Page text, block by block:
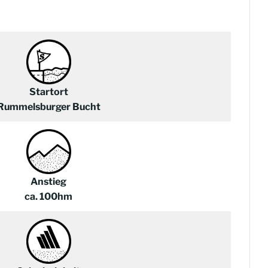
Startort
Bucht
Anstieg
ca. 100hm